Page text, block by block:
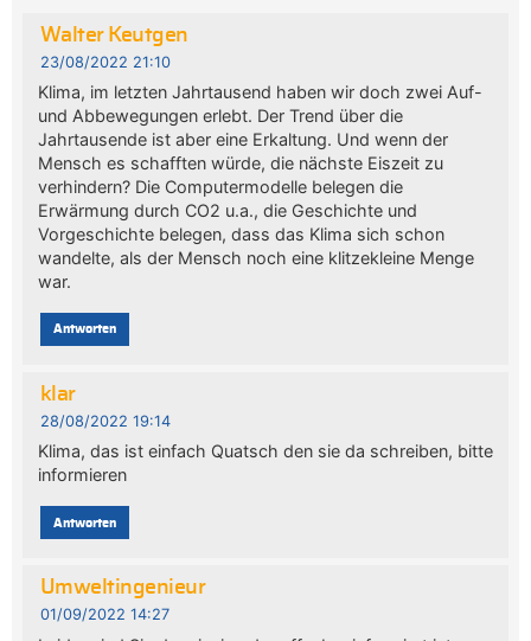
Walter Keutgen
23/08/2022 21:10
Klima, im letzten Jahrtausend haben wir doch zwei Auf-
und Abbewegungen erlebt. Der Trend über die
Jahrtausende ist aber eine Erkaltung. Und wenn der
Mensch es schafften würde, die nächste Eiszeit zu
verhindern? Die Computermodelle belegen die
Erwärmung durch CO2 u.a., die Geschichte und
Vorgeschichte belegen, dass das Klima sich schon
wandelte, als der Mensch noch eine klitzekleine Menge
war.
Antworten
klar
28/08/2022 19:14
Klima, das ist einfach Quatsch den sie da schreiben, bitte
informieren
Antworten
Umweltingenieur
01/09/2022 14:27